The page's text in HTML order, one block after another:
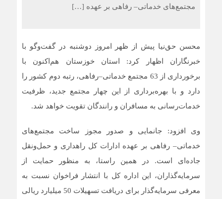
مجتمع‌های خدماتی– رفاهی بر عهده […]
محسن حق‌نیا پیش از ظهر امروز دوشنبه در گفت‌وگو با
خبرنگاران اظهار کرد: استان خوزستان هم‌اکنون با
برخورداری از 63 مجتمع خدماتی–رفاهی، رتبه دوم کشور را
دارد و با بهره‌برداری از این چهار مجتمع جدید، ظرفیت
خدمات‌رسانی به مسافران و رانندگان تقویت خواهد شد.
وی افزود: جانمایی و صدور مجوز ساخت مجتمع‌های
خدماتی– رفاهی بر عهده ادارات کل راهداری و حمل‌ونقل
جاده‌ای است. در همین راستا، به منظور حمایت از
سرمایه‌گذاران، این اداره کل با انتشار فراخوان نسبت به
معرفی سرمایه‌گذار برای دریافت تسهیلات 50 میلیارد ریالی